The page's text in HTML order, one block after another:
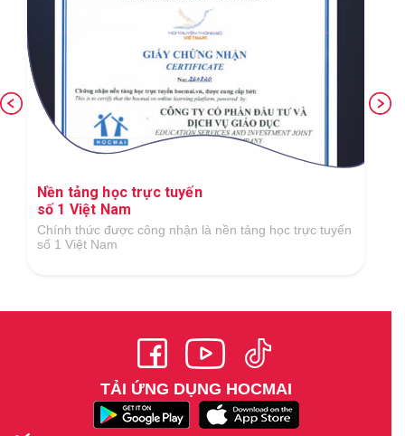
Nền tảng học trực tuyến
số 1 Việt Nam
Chính thức được công nhận là nền tảng học trực tuyến
số 1 Việt Nam
TẢI ỨNG DỤNG HOCMAI